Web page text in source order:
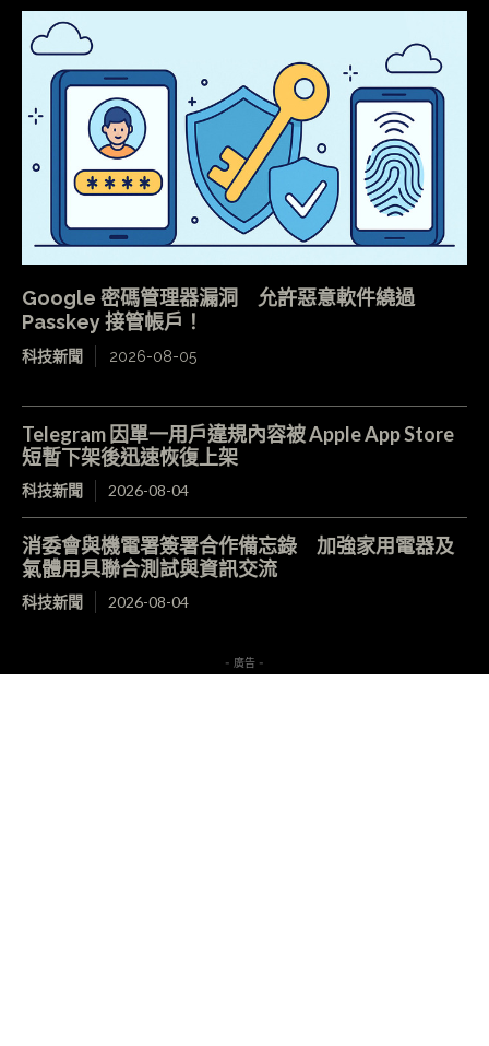
Google 密碼管理器漏洞 允許惡意軟件繞過
Passkey 接管帳戶！
科技新聞 2026-08-05
Telegram 因單一用戶違規內容被 Apple App Store
短暫下架後迅速恢復上架
科技新聞 2026-08-04
消委會與機電署簽署合作備忘錄 加強家用電器及
氣體用具聯合測試與資訊交流
科技新聞 2026-08-04
- 廣告 -